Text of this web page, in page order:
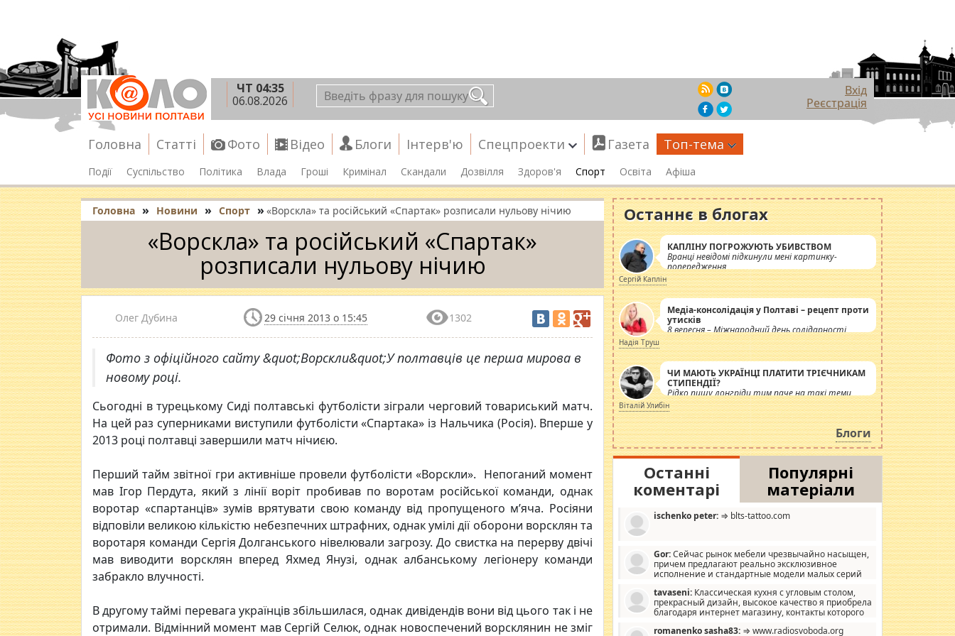
ЧТ 04:35
06.08.2026
Вхід
Реєстрація
Головна Статті Фото Відео Блоги Інтерв'ю Спецпроекти Газета Топ-тема
Події Суспільство Політика Влада Гроші Кримінал Скандали Дозвілля Здоров'я Спорт Освіта Афіша
Головна » Новини » Спорт » «Ворскла» та російський «Спартак» розписали нульову нічию
«Ворскла» та російський «Спартак»
розписали нульову нічию
Олег Дубина 29 січня 2013 о 15:45 1302
Фото з офіційного сайту &quot;Ворскли&quot;У полтавців це перша мирова в
новому році.
Сьогодні в турецькому Сиді полтавські футболісти зіграли черговий товариський матч.
На цей раз суперниками виступили футболісти «Спартака» із Нальчика (Росія). Вперше у
2013 році полтавці завершили матч нічиєю.
Перший тайм звітної гри активніше провели футболісти «Ворскли». Непоганий момент
мав Ігор Пердута, який з лінії воріт пробивав по воротам російської команди, однак
воротар «спартанців» зумів врятувати свою команду від пропущеного м’яча. Росіяни
відповіли великою кількістю небезпечних штрафних, однак умілі дії оборони ворсклян та
воротаря команди Сергія Долганського нівелювали загрозу. До свистка на перерву двічі
мав виводити ворсклян вперед Яхмед Янузі, однак албанському легіонеру команди
забракло влучності.
В другому таймі перевага українців збільшилася, однак дивідендів вони від цього так і не
отримали. Відмінний момент мав Сергій Селюк, однак новоспечений ворсклянин не зміг
Останнє в блогах
КАПЛІНУ ПОГРОЖУЮТЬ УБИВСТВОМ
Вранці невідомі підкинули мені картинку-
попередження
Сергій Каплін
Медіа-консолідація у Полтаві – рецепт проти
утисків
8 вересня – Міжнародний день солідарності
журналістів.
Надія Труш
ЧИ МАЮТЬ УКРАЇНЦІ ПЛАТИТИ ТРІЄЧНИКАМ
СТИПЕНДІЇ?
Рідко пишу лонгріди тим паче на такі теми,
але вже просто дістало! Обурюють сьогоднішні
інсенуації навколо стипендіального питання.
Штучно роздувається ще одна соціальна
катастрофа.
Віталій Улибін
Блоги
Останні
коментарі
Популярні
матеріали
ischenko peter: ⇒ blts-tattoo.com
Gor:Сейчас рынок мебели чрезвычайно насыщен,
причем предлагают реально эксклюзивное
исполнение и стандартные модели малых серий
дизайну, мало походит на стандартные формы, в MebelOk,
креативненько и что главное - со вкусом все в порядке,
без ненужных наворотов удорожающих мебель, а это не
tavaseni: Классическая кухня с угловым столом,
прекрасный дизайн, высокое качество я приобрела
благодаря интернет магазину, контакты которого
romanenko sasha83: ⇒ www.radiosvoboda.org